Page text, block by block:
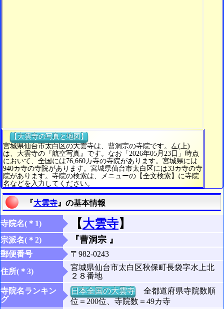
【大雲寺の写真と地図】
宮城県仙台市太白区の大雲寺は、曹洞宗の寺院です。左(上)
は、大雲寺の『航空写真』です。なお「2026年05月23日」時点
において、全国には76,660カ寺の寺院があります。宮城県には
940カ寺の寺院があります。宮城県仙台市太白区には33カ寺の寺
院があります。寺院の検索は、メニューの【全文検索】に寺院
名などを入力してください。
『大雲寺 』の基本情報
寺院名(＊1) 【大雲寺】
宗派名(＊2) 『曹洞宗 』
郵便番号 〒982-0243
住所(＊3)
宮城県仙台市太白区秋保町長袋字水上北
２８番地
寺院名ランキン
グ
日本全国の大雲寺全都道府県寺院数順
位＝200位、寺院数＝49カ寺